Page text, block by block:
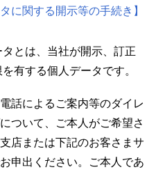
に関する開示等の手続き】
とは、当社が開示、訂正
有する個人データです。
話によるご案内等のダイレ
ついて、ご本人がご希望さ
店または下記のお客さまサ
申出ください。ご本人であ